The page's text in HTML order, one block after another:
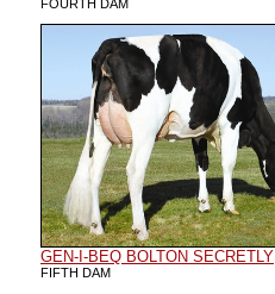
FOURTH DAM
GEN-I-BEQ BOLTON SECRETLY
FIFTH DAM